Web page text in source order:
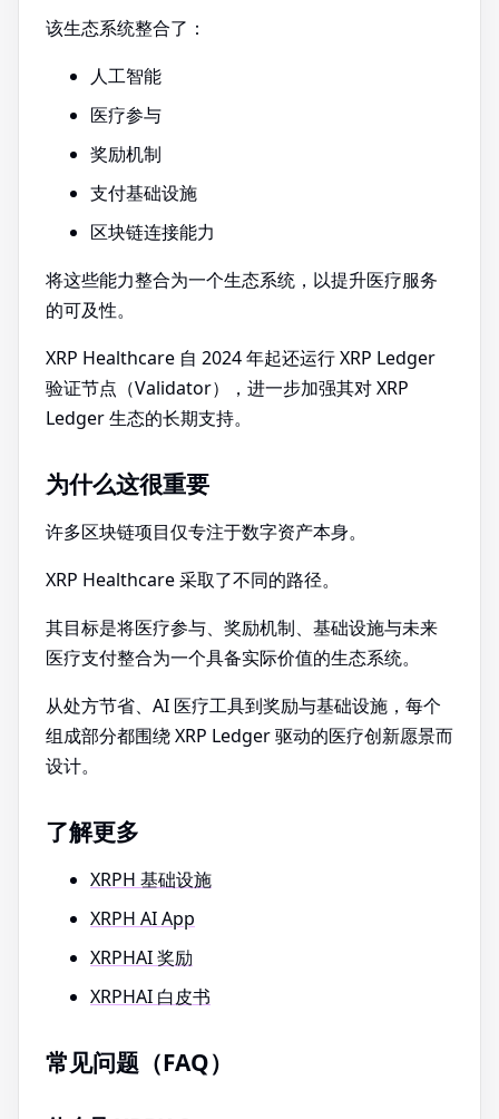
该生态系统整合了：
人工智能
医疗参与
奖励机制
支付基础设施
区块链连接能力
将这些能力整合为一个生态系统，以提升医疗服务
的可及性。
XRP Healthcare 自 2024 年起还运行 XRP Ledger
验证节点（Validator），进一步加强其对 XRP
Ledger 生态的长期支持。
为什么这很重要
许多区块链项目仅专注于数字资产本身。
XRP Healthcare 采取了不同的路径。
其目标是将医疗参与、奖励机制、基础设施与未来
医疗支付整合为一个具备实际价值的生态系统。
从处方节省、AI 医疗工具到奖励与基础设施，每个
组成部分都围绕 XRP Ledger 驱动的医疗创新愿景而
设计。
了解更多
XRPH 基础设施
XRPH AI App
XRPHAI 奖励
XRPHAI 白皮书
常见问题（FAQ）